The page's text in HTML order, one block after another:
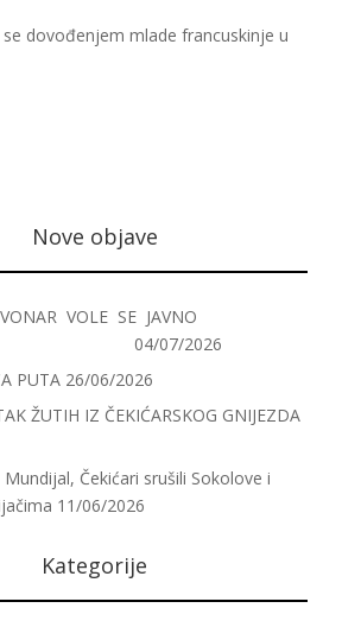
dovođenjem mlade francuskinje u
Nove objave
VOLE SE JAVNO
04/07/2026
PUTA 26/06/2026
ŽUTIH IZ ČEKIĆARSKOG GNIJEZDA
Čekićari srušili Sokolove i
11/06/2026
Kategorije